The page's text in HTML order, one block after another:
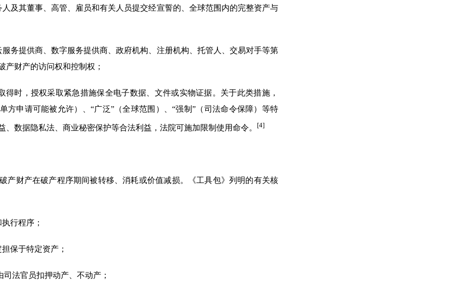
及其董事、高管、雇员和有关人员提交经宣誓的、全球范围内的完整资产与
务提供商、数字服务提供商、政府机构、注册机构、托管人、交易对手等第
产财产的访问权和控制权；
得时，授权采取紧急措施保全电子数据、文件或实物证据。关于此类措施，
方申请可能被允许）、“广泛”（全球范围）、“强制”（司法命令保障）等特
数据隐私法、商业秘密保护等合法利益，法院可施加限制使用命令。 [4]
产财产在破产程序期间被转移、消耗或价值减损。《工具包》列明的有关核
行程序；
保于特定资产；
法官员扣押动产、不动产；